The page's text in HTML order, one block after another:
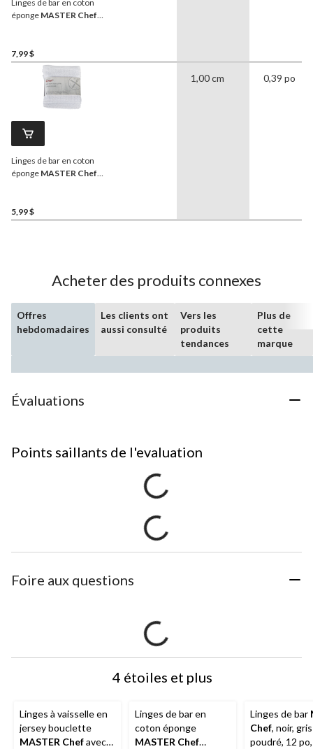
Linges de bar en coton
éponge MASTER Chef
7,99 $
Linges de bar en coton
éponge MASTER Chef
5,99 $
1,00 cm 0,39 po
Acheter des produits connexes
Offres
hebdomadaires
Les clients ont
aussi consulté
Vers les
produits
tendances
Plus de
cette
marque
Évaluations
Points saillants de l'evaluation
Foire aux questions
4 étoiles et plus
Linges à vaisselle en
jersey bouclette
MASTER Chefavec
Linges de bar en
coton éponge
MASTER Chef
Linges de bar
Chef, noir,
poudré, 12